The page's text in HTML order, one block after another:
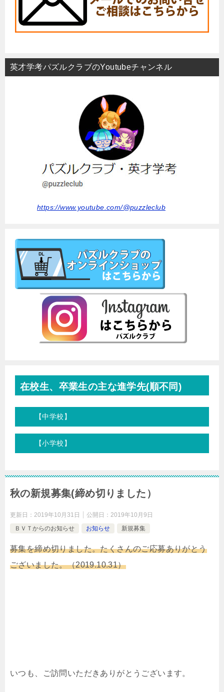
英才学考パズルクラブのYoutubeチャンネル
https://www.youtube.com/@puzzleclub
在校生、卒業生の主な進学先(順不同)
【中学校】
【小学校】
秋の新規募集(締め切りました）
更新日： 2019年10月31日 公開日： 2019年10月9日
ＢＶＴからのお知らせ
お知らせ 新規募集
募集を締め切りました。たくさんのご応募ありがとう
ございました。（2019.10.31）
いつも、ご訪問いただきありがとうございます。